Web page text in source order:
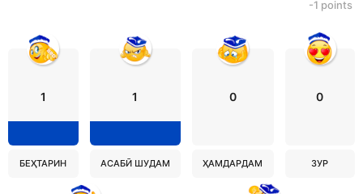
-1 points
1
БЕҲТАРИН
1
АСАБӢ ШУДАМ
0
ҲАМДАРДАМ
0
ЗУР